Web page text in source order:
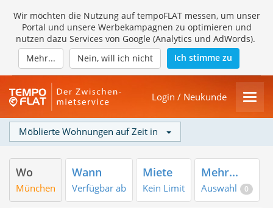
Wir möchten die Nutzung auf tempoFLAT messen, um unser
Portal und unsere Werbekampagnen zu optimieren und
nutzen dazu Services von Google (Analytics und AdWords).
Mehr...
Nein, will ich nicht Ich stimme zu
Login / Neukunde
Möblierte Wohnungen auf Zeit in
Wo
München
Wann
Verfügbar ab
Miete
Kein Limit
Mehr...
Auswahl 0